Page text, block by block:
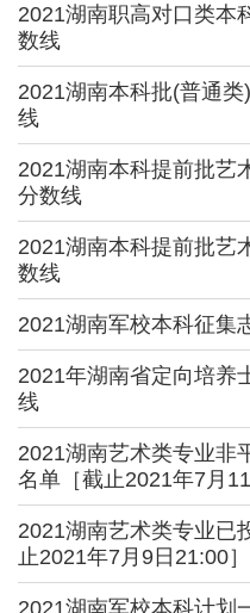
2021湖南职高对口类本
数线
2021湖南本科批(普通
线
2021湖南本科提前批艺
分数线
2021湖南本科提前批艺
数线
2021湖南军校本科征集
2021年湖南省定向培养
线
2021湖南艺术类专业非
名单［截止2021年7月11
2021湖南艺术类专业已
止2021年7月9日21:00］
2021湖南军校本科计划